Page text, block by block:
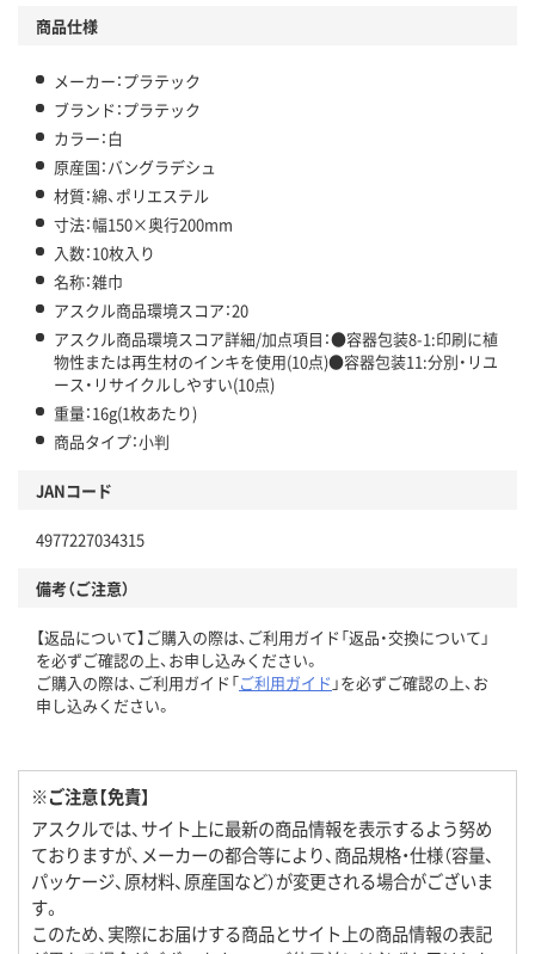
商品仕様
メーカー：プラテック
ブランド：プラテック
カラー：白
原産国：バングラデシュ
材質：綿、ポリエステル
寸法：幅150×奥行200mm
入数：10枚入り
名称：雑巾
アスクル商品環境スコア：20
アスクル商品環境スコア詳細/加点項目：●容器包装8-1:印刷に植
物性または再生材のインキを使用(10点)●容器包装11:分別・リユ
ース・リサイクルしやすい(10点)
重量：16g(1枚あたり)
商品タイプ：小判
JANコード
4977227034315
備考（ご注意）
【返品について】ご購入の際は、ご利用ガイド「返品・交換について」
を必ずご確認の上、お申し込みください。
ご購入の際は、ご利用ガイド「ご利用ガイド 」を必ずご確認の上、お
申し込みください。
※ご注意【免責】
アスクルでは、サイト上に最新の商品情報を表示するよう努め
ておりますが、メーカーの都合等により、商品規格・仕様（容量、
パッケージ、原材料、原産国など）が変更される場合がございま
す。
このため、実際にお届けする商品とサイト上の商品情報の表記